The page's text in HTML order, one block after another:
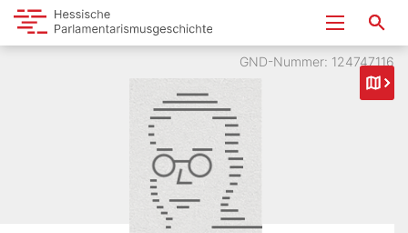
GND-Nummer: 124747116